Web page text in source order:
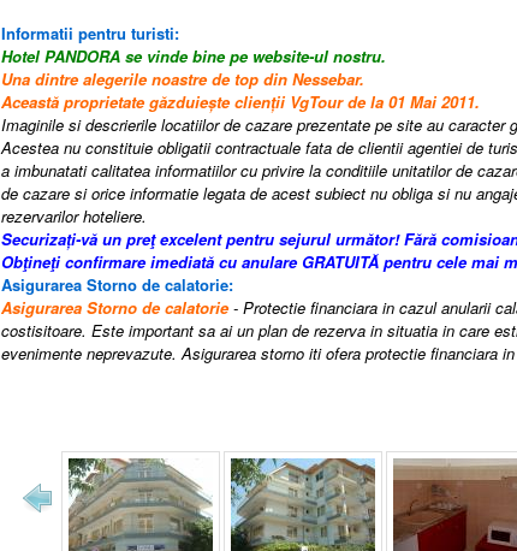
Informatii pentru turisti:
Hotel PANDORA se vinde bine pe website-ul nostru.
Una dintre alegerile noastre de top din Nessebar.
Această proprietate găzduiește clienții VgTour de la 01 Mai 2011.
Imaginile si descrierile locatiilor de cazare prezentate pe site au caracter
Acestea nu constituie obligatii contractuale fata de clientii agentiei de
a imbunatati calitatea informatiilor cu privire la conditiile unitatilor de
de cazare si orice informatie legata de acest subiect nu obliga si nu
rezervarilor hoteliere.
Securizați-vă un preţ excelent pentru sejurul următor!Fără
Obţineţi confirmare imediată cu anulare GRATUITĂ pentru cele mai
Asigurarea Storno de calatorie:
Asigurarea Storno de calatorie- Protectie financiara in cazul anularii
costisitoare. Este important sa ai un plan de rezerva in situatia in care
evenimente neprevazute. Asigurarea storno iti ofera protectie financiara